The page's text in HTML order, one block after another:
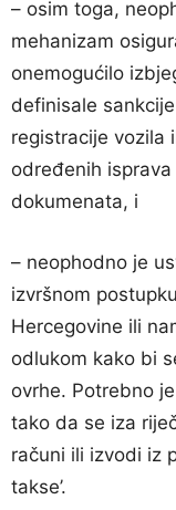
– osim toga,
mehanizam
onemogućilo
definisale
registracije vozila
određenih
dokumenata, i
– neophodno je
izvršnom
Hercegovine ili
odlukom kako bi
ovrhe. Potrebno
tako da se iza
računi ili izvodi iz
takse’.